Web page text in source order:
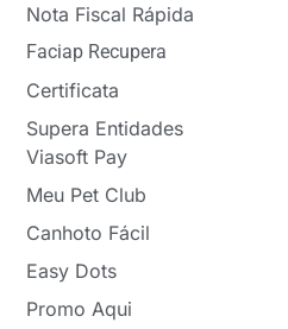
Nota Fiscal Rápida
Faciap Recupera
Certificata
Supera Entidades
Viasoft Pay
Meu Pet Club
Canhoto Fácil
Easy Dots
Promo Aqui